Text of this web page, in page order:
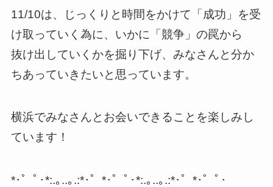
11/10は、じっくりと時間をかけて「成功」を受
け取っていく為に、いかに「競争」の罠から
抜け出していくかを掘り下げ、みなさんと分か
ちあっていきたいと思っています。
横浜でみなさんとお会いできることを楽しみし
ています！
*･゜ﾟ･*:.｡..｡.:*･゜*･゜ﾟ･*:.｡..｡.:*･゜*･゜ﾟ･